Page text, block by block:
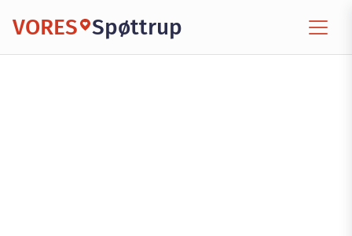
VORES Spøttrup